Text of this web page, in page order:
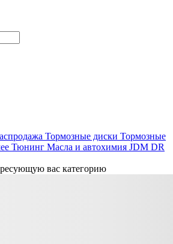
Тормозные диски Тормозные
Тюнинг Масла и автохимия JDM DR
вас категорию